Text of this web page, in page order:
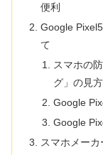
便利
Google
て
スマホの
グ」の見方
Google
Google
スマホメー